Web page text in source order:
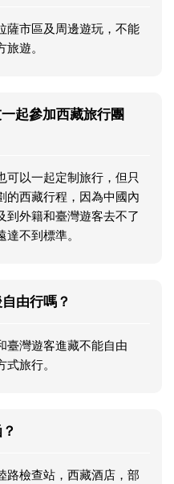
薩市區及周邊遊玩，不能
遊。
起參加西藏旅行團
可以一起定制旅行，但只
的西藏行程，因為中國內
到外籍和臺灣遊客去不了
不到標準。
由行嗎？
臺灣遊客進藏不能自由
旅行。
路檢查站，西藏酒店，部